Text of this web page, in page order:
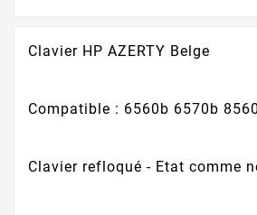
Clavier HP AZERTY Belge
Compatible : 6560b 6570b
Clavier refloqué - Etat comme